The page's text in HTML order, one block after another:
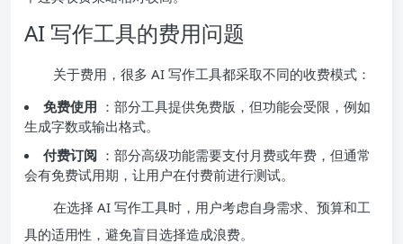
AI 写作工具的费用问题
关于费用，很多 AI 写作工具都采取不同的收费模式：
免费使用 ：部分工具提供免费版，但功能会受限，例如
生成字数或输出格式。
付费订阅 ：部分高级功能需要支付月费或年费，但通常
会有免费试用期，让用户在付费前进行测试。
在选择 AI 写作工具时，用户考虑自身需求、预算和工
具的适用性，避免盲目选择造成浪费。